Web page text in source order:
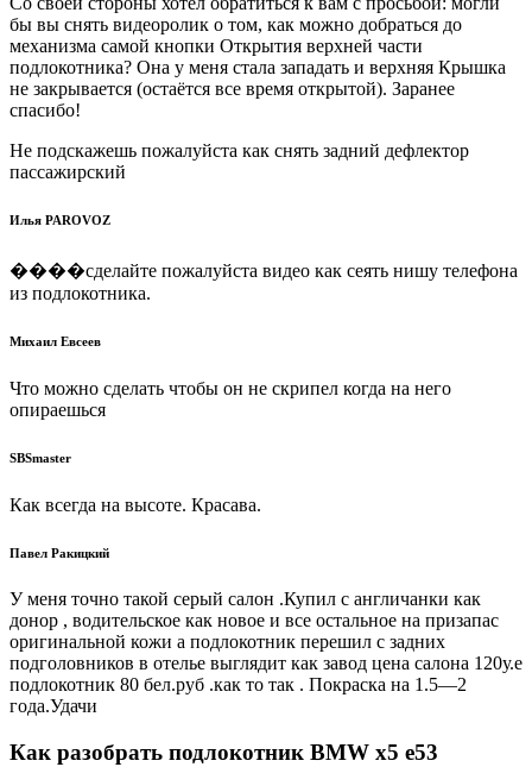
бы вы снять видеоролик о том, как можно добраться до
механизма самой кнопки Открытия верхней части
подлокотника? Она у меня стала западать и верхняя Крышка
не закрывается (остаётся все время открытой). Заранее
спасибо!
Не подскажешь пожалуйста как снять задний дефлектор
пассажирский
Илья PAROVOZ
����сделайте пожалуйста видео как сеять нишу телефона
из подлокотника.
Михаил Евсеев
Что можно сделать чтобы он не скрипел когда на него
опираешься
SBSmaster
Как всегда на высоте. Красава.
Павел Ракицкий
У меня точно такой серый салон .Купил с англичанки как
донор , водительское как новое и все остальное на призапас
оригинальной кожи а подлокотник перешил с задних
подголовников в отелье выглядит как завод цена салона 120у.е
подлокотник 80 бел.руб .как то так . Покраска на 1.5—2
года.Удачи
Как разобрать подлокотник BMW x5 e53